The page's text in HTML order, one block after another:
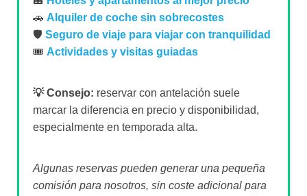
🚗 Alquiler de coche sin sobrecostes
🛡️ Seguro de viaje para viajar con tranquilidad
🎟️ Actividades y visitas guiadas
💡 Consejo: reservar con antelación suele
marcar la diferencia en precio y disponibilidad,
especialmente en temporada alta.
Algunas reservas pueden generar una pequeña
comisión para nosotros, sin coste adicional para